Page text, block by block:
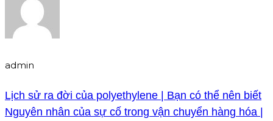
admin
Lịch sử ra đời của polyethylene | Bạn có thể nên biết
Nguyên nhân của sự cố trong vận chuyển hàng hóa |